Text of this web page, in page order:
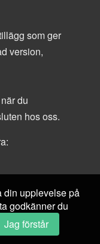
som ger
version,
du
hos oss.
din upplevelse på
godkänner du
Jag förstår